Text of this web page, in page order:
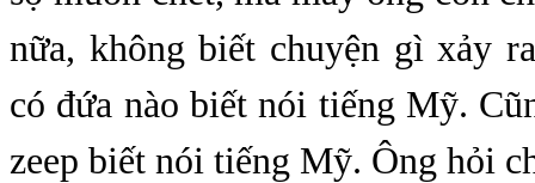
nữa, không biết chuyện gì xảy
có đứa nào biết nói tiếng Mỹ.
zeep biết nói tiếng Mỹ. Ông hỏi